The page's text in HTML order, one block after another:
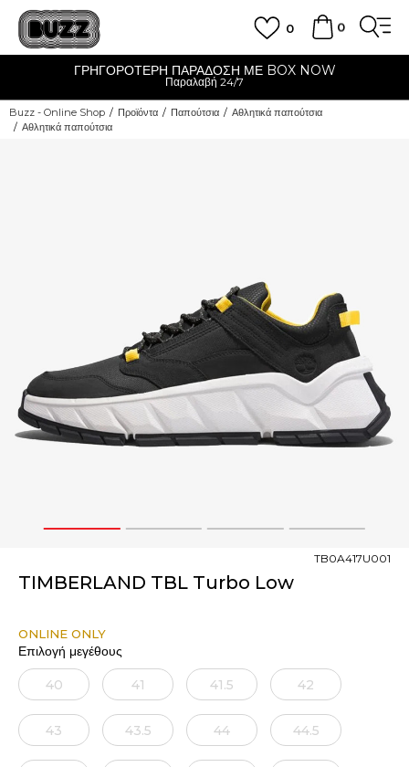
0
0
ΓΡΗΓΟΡΟΤΕΡΗ ΠΑΡΑΔΟΣΗ ΜΕ BOX NOW
Παραλαβή 24/7
Buzz - Online Shop Προϊόντα Παπούτσια
Αθλητικά παπούτσια
Αθλητικά παπούτσια
1 2 3 4
TIMBERLAND TBL Turbo Low
TB0A417U001
ONLINE ONLY
Επιλογή μεγέθους
40 41 41.5 42
43 43.5 44 44.5